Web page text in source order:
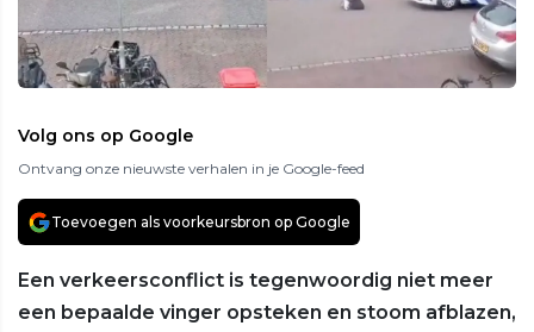
Volg ons op Google
Ontvang onze nieuwste verhalen in je Google-feed
Toevoegen als voorkeursbron op Google
Een verkeersconflict is tegenwoordig niet meer
een bepaalde vinger opsteken en stoom afblazen,